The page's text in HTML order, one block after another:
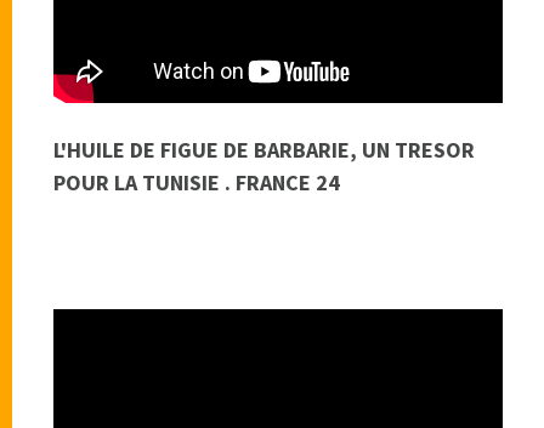
L'HUILE DE FIGUE DE BARBARIE, UN TRESOR
POUR LA TUNISIE . FRANCE 24